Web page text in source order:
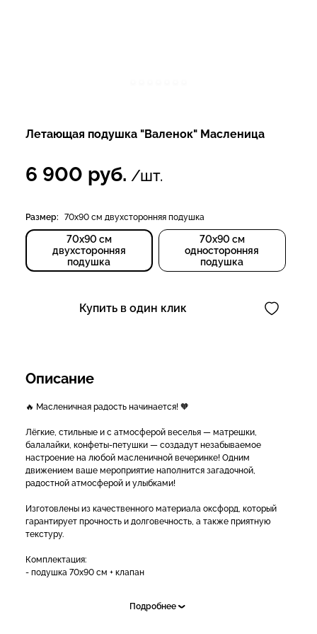
Летающая подушка "Валенок" Масленица
6 900 руб. /шт.
Размер: 70х90 см двухсторонняя подушка
70х90 см
двухсторонняя
подушка
70х90 см
односторонняя
подушка
Купить в один клик
Описание
🔥 Масленичная радость начинается! 🧡
Лёгкие, стильные и с атмосферой веселья — матрешки,
балалайки, конфеты-петушки — создадут незабываемое
настроение на любой масленичной вечеринке! Одним
движением ваше мероприятие наполнится загадочной,
радостной атмосферой и улыбками!
Изготовлены из качественного материала оксфорд, который
гарантирует прочность и долговечность, а также приятную
текстуру.
Комплектация:
- подушка 70х90 см + клапан
Подробнее